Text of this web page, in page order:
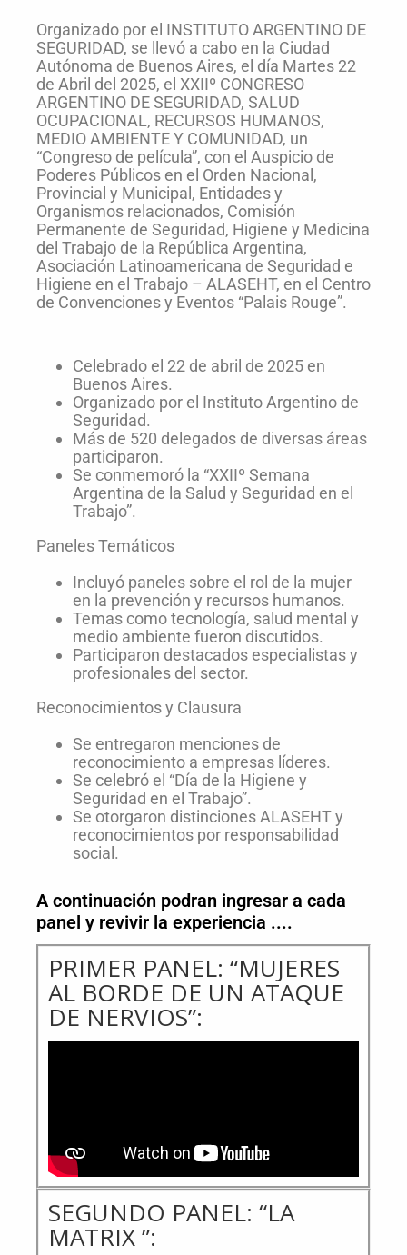
Organizado por el INSTITUTO ARGENTINO DE
SEGURIDAD, se llevó a cabo en la Ciudad
Autónoma de Buenos Aires, el día Martes 22
de Abril del 2025, el XXIIº CONGRESO
ARGENTINO DE SEGURIDAD, SALUD
OCUPACIONAL, RECURSOS HUMANOS,
MEDIO AMBIENTE Y COMUNIDAD, un
“Congreso de película”, con el Auspicio de
Poderes Públicos en el Orden Nacional,
Provincial y Municipal, Entidades y
Organismos relacionados, Comisión
Permanente de Seguridad, Higiene y Medicina
del Trabajo de la República Argentina,
Asociación Latinoamericana de Seguridad e
Higiene en el Trabajo – ALASEHT, en el Centro
de Convenciones y Eventos “Palais Rouge”.
Celebrado el 22 de abril de 2025 en
Buenos Aires.
Organizado por el Instituto Argentino de
Seguridad.
Más de 520 delegados de diversas áreas
participaron.
Se conmemoró la “XXIIº Semana
Argentina de la Salud y Seguridad en el
Trabajo”.
Paneles Temáticos
Incluyó paneles sobre el rol de la mujer
en la prevención y recursos humanos.
Temas como tecnología, salud mental y
medio ambiente fueron discutidos.
Participaron destacados especialistas y
profesionales del sector.
Reconocimientos y Clausura
Se entregaron menciones de
reconocimiento a empresas líderes.
Se celebró el “Día de la Higiene y
Seguridad en el Trabajo”.
Se otorgaron distinciones ALASEHT y
reconocimientos por responsabilidad
social.
A continuación podran ingresar a cada
panel y revivir la experiencia ....
PRIMER PANEL: “MUJERES
AL BORDE DE UN ATAQUE
DE NERVIOS”:
SEGUNDO PANEL: “LA
MATRIX ”: